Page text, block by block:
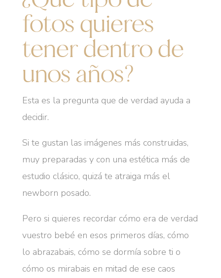
fotos quieres
tener dentro de
unos años?
Esta es la pregunta que de verdad ayuda a
decidir.
Si te gustan las imágenes más construidas,
muy preparadas y con una estética más de
estudio clásico, quizá te atraiga más el
newborn posado.
Pero si quieres recordar cómo era de verdad
vuestro bebé en esos primeros días, cómo
lo abrazabais, cómo se dormía sobre ti o
cómo os mirabais en mitad de ese caos